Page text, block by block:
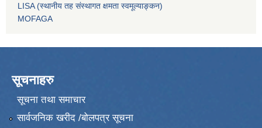
LISA (स्थानीय तह संस्थागत क्षमता स्वमूल्याङ्कन)
MOFAGA
सूचनाहरु
सूचना तथा समाचार
सार्वजनिक खरीद /बोलपत्र सूचना